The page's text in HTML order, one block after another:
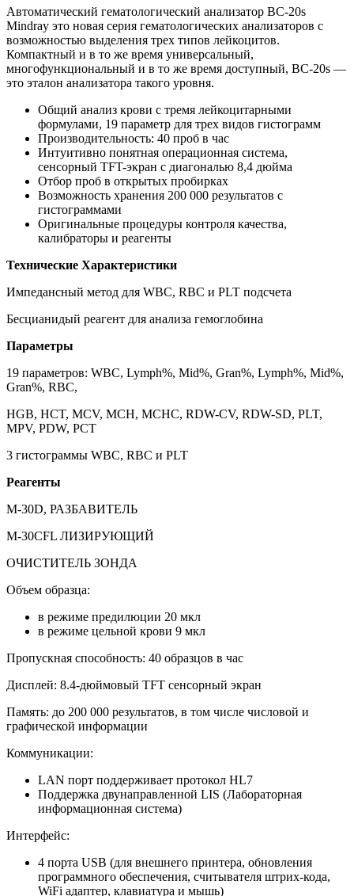
Автоматический гематологический анализатор ВС-20s
Mindray это новая серия гематологических анализаторов с
возможностью выделения трех типов лейкоцитов.
Компактный и в то же время универсальный,
многофункциональный и в то же время доступный, BC-20s —
это эталон анализатора такого уровня.
Общий анализ крови с тремя лейкоцитарными
формулами, 19 параметр для трех видов гистограмм
Производительность: 40 проб в час
Интуитивно понятная операционная система,
сенсорный TFT-экран с диагональю 8,4 дюйма
Отбор проб в открытых пробирках
Возможность хранения 200 000 результатов с
гистограммами
Оригинальные процедуры контроля качества,
калибраторы и реагенты
Технические Характеристики
Импедансный метод для WBC, RBC и PLT подсчета
Бесцианидый реагент для анализа гемоглобина
Параметры
19 параметров: WBC, Lymph%, Mid%, Gran%, Lymph%, Mid%,
Gran%, RBC,
HGB, HCT, MCV, MCH, MCHC, RDW-CV, RDW-SD, PLT,
MPV, PDW, PCT
3 гистограммы WBC, RBC и PLT
Реагенты
М-30D, РАЗБАВИТЕЛЬ
М-30CFL ЛИЗИРУЮЩИЙ
ОЧИСТИТЕЛЬ ЗОНДА
Объем образца:
в режиме предилюции 20 мкл
в режиме цельной крови 9 мкл
Пропускная способность: 40 образцов в час
Дисплей: 8.4-дюймовый TFT сенсорный экран
Память: до 200 000 результатов, в том числе числовой и
графической информации
Коммуникации:
LAN порт поддерживает протокол HL7
Поддержка двунаправленной LIS (Лабораторная
информационная система)
Интерфейс:
4 порта USB (для внешнего принтера, обновления
программного обеспечения, считывателя штрих-кода,
WiFi адаптер, клавиатура и мышь)